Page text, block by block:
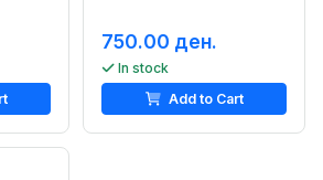
750.00 ден.
In stock
Add to Cart